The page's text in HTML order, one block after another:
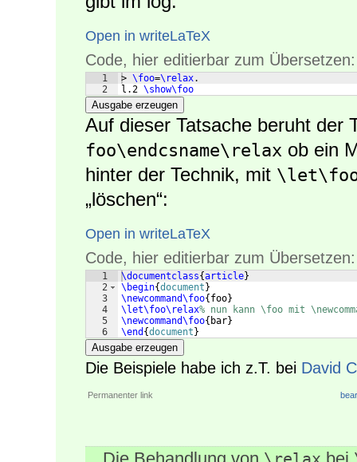
Open in writeLaTeX
Code, hier editierbar zum Übersetzen:
1
2
> \foo=\relax.
l.2 \show\foo
Ausgabe erzeugen
Auf dieser Tatsache beruht der
foo\endcsname\relax ob ein
hinter der Technik, mit
„löschen“:
Open in writeLaTeX
Code, hier editierbar zum Übersetzen:
1
2
3
4
5
6
\documentclass{article}
\begin{document }
\newcommand\foo{ foo}
\let\foo\relax% nun kann \foo mit
\newcommand\foo{ bar}
\end {document }
Ausgabe erzeugen
Die Beispiele habe ich z.T. bei David
Permanenter link